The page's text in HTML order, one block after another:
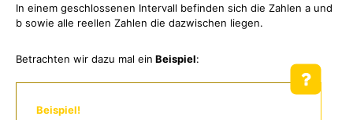
In einem geschlossenen Intervall befinden sich die Zahlen a und
b sowie alle reellen Zahlen die dazwischen liegen.
Betrachten wir dazu mal ein Beispiel:
Beispiel!